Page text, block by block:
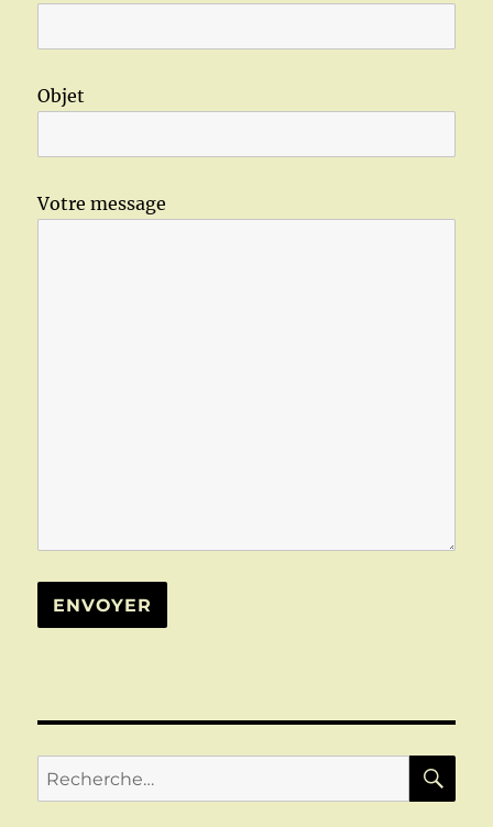
Objet
Votre message
Recherche
pour :